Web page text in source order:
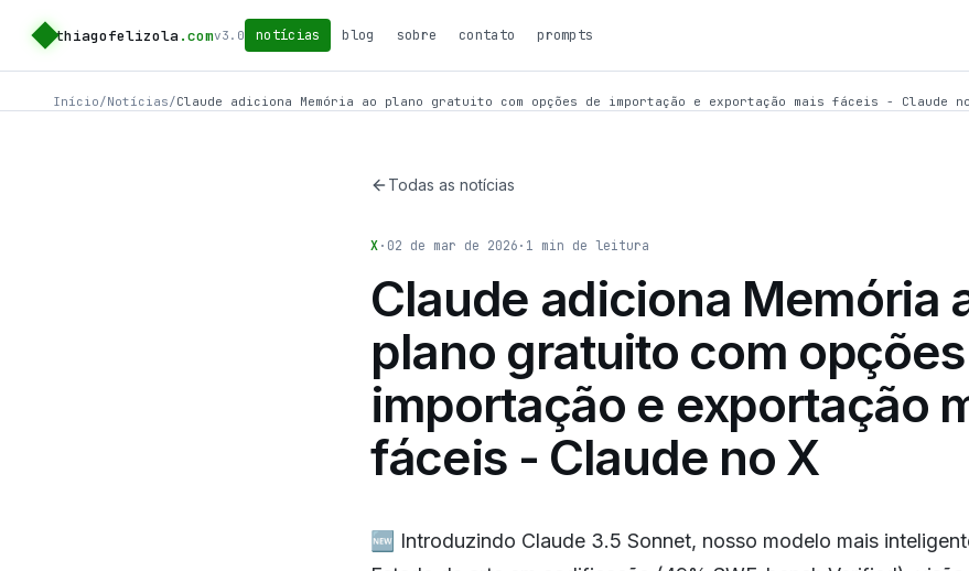
thiagofelizola .comv3.0 notícias blog sobre contato prompts
Início/Notícias/Claude adiciona Memória ao plano gratuito com opções de importação e exportação mais fáceis - Claude
Todas as notícias
X · 02 de mar de 2026 · 1 min de leitura
Claude adiciona Memória
plano gratuito com
importação e exportação
fáceis - Claude no X
🆕 Introduzindo Claude 3.5 Sonnet, nosso modelo mais